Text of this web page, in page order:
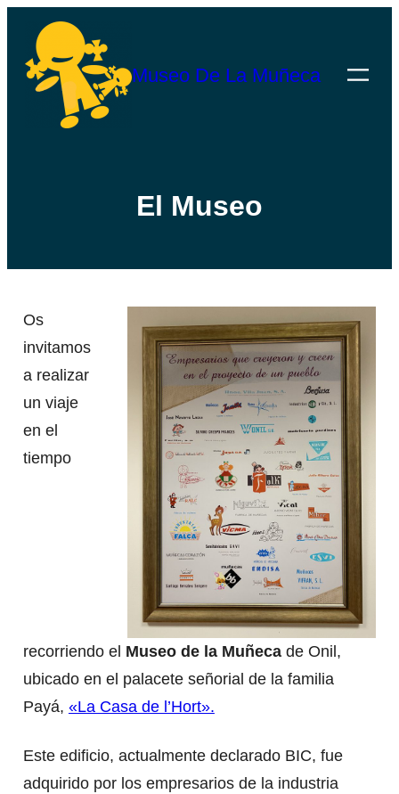
contenido
Museo De La Muñeca
El Museo
Os
invitamos
a realizar
un viaje
en el
tiempo
recorriendo el Museo de la Muñecade Onil,
ubicado en el palacete señorial de la familia
Payá, «La Casa de l’Hort».
Este edificio, actualmente declarado BIC, fue
adquirido por los empresarios de la industria